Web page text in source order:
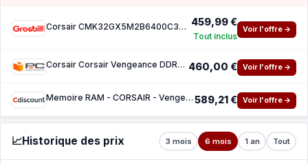
Corsair CMK32GX5M2B6400C32 (2x16Go DDR5 6400 PC51200) 459,99 €
Tout inclus
Voir l'offre →
Corsair Corsair Vengeance DDR5 6400MHz PC5-51200 32Go 2x16Go CL32 Black 460,00 € Voir l'offre →
Memoire RAM - CORSAIR - Vengeance DDR5 - 32GB 2x16GB DIMM - 6400 MHz - 140V - Black (CMK32 589,21 € Voir l'offre →
📈Historique des prix 3 mois 6 mois 1 an Tout